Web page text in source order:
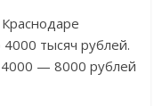
тысяч рублей.
— 8000 рублей